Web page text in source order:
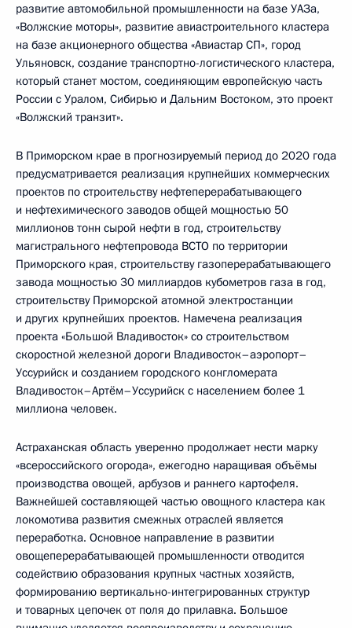
развитие автомобильной промышленности на базе УАЗа,
«Волжские моторы», развитие авиастроительного кластера
на базе акционерного общества «Авиастар СП», город
Ульяновск, создание транспортно-логистического кластера,
который станет мостом, соединяющим европейскую часть
России с Уралом, Сибирью и Дальним Востоком, это проект
«Волжский транзит».
В Приморском крае в прогнозируемый период до 2020 года
предусматривается реализация крупнейших коммерческих
проектов по строительству нефтеперерабатывающего
и нефтехимического заводов общей мощностью 50
миллионов тонн сырой нефти в год, строительству
магистрального нефтепровода ВСТО по территории
Приморского края, строительству газоперерабатывающего
завода мощностью 30 миллиардов кубометров газа в год,
строительству Приморской атомной электростанции
и других крупнейших проектов. Намечена реализация
проекта «Большой Владивосток» со строительством
скоростной железной дороги Владивосток–аэропорт–
Уссурийск и созданием городского конгломерата
Владивосток–Артём–Уссурийск с населением более 1
миллиона человек.
Астраханская область уверенно продолжает нести марку
«всероссийского огорода», ежегодно наращивая объёмы
производства овощей, арбузов и раннего картофеля.
Важнейшей составляющей частью овощного кластера как
локомотива развития смежных отраслей является
переработка. Основное направление в развитии
овощеперерабатывающей промышленности отводится
содействию образования крупных частных хозяйств,
формированию вертикально-интегрированных структур
и товарных цепочек от поля до прилавка. Большое